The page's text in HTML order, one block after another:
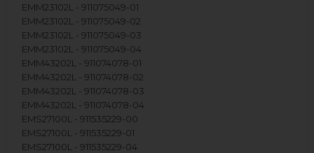
EMM23102L - 911075049-01
EMM23102L - 911075049-02
EMM23102L - 911075049-03
EMM23102L - 911075049-04
EMM43202L - 911074078-01
EMM43202L - 911074078-02
EMM43202L - 911074078-03
EMM43202L - 911074078-04
EMS27100L - 911535229-00
EMS27100L - 911535229-01
EMS27100L - 911535229-04